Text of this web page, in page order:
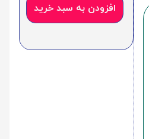
افزودن به سبد خرید